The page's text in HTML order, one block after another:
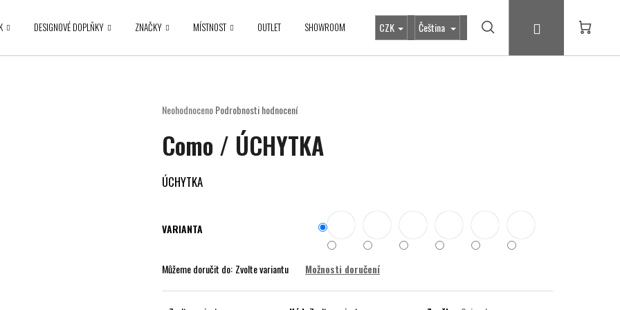
DESIGNOVÉ DOPLŇKY ZNAČKY MÍSTNOST OUTLET SHOWROOM CZK Čeština Hledat PřihlášeníNákupní
Průměrné
produktu
je
z
5
NeohodnocenoPodrobnosti hodnocení
Como / ÚCHYTKA
ÚCHYTKA
VARIANTA
Můžeme doručit do: Zvolte variantu Možnosti doručení